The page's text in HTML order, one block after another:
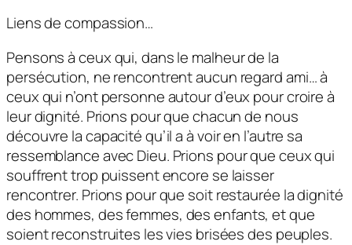
Liens de compassion…
Pensons à ceux qui, dans le malheur de la
persécution, ne rencontrent aucun regard ami… à
ceux qui n’ont personne autour d’eux pour croire à
leur dignité. Prions pour que chacun de nous
découvre la capacité qu’il a à voir en l’autre sa
ressemblance avec Dieu. Prions pour que ceux qui
souffrent trop puissent encore se laisser
rencontrer. Prions pour que soit restaurée la dignité
des hommes, des femmes, des enfants, et que
soient reconstruites les vies brisées des peuples.